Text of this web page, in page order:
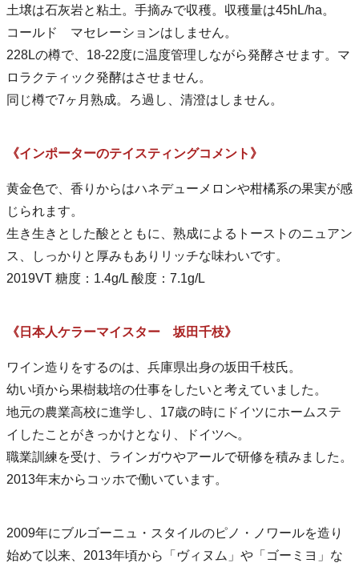
土壌は石灰岩と粘土。手摘みで収穫。収穫量は45hL/ha。
コールド マセレーションはしません。
228Lの樽で、18-22度に温度管理しながら発酵させます。マ
ロラクティック発酵はさせません。
同じ樽で7ヶ月熟成。ろ過し、清澄はしません。
《インポーターのテイスティングコメント》
黄金色で、香りからはハネデューメロンや柑橘系の果実が感
じられます。
生き生きとした酸とともに、熟成によるトーストのニュアン
ス、しっかりと厚みもありリッチな味わいです。
2019VT 糖度：1.4g/L 酸度：7.1g/L
《日本人ケラーマイスター 坂田千枝》
ワイン造りをするのは、兵庫県出身の坂田千枝氏。
幼い頃から果樹栽培の仕事をしたいと考えていました。
地元の農業高校に進学し、17歳の時にドイツにホームステ
イしたことがきっかけとなり、ドイツへ。
職業訓練を受け、ラインガウやアールで研修を積みました。
2013年末からコッホで働いています。
2009年にブルゴーニュ・スタイルのピノ・ノワールを造り
始めて以来、2013年頃から「ヴィヌム」や「ゴーミヨ」な